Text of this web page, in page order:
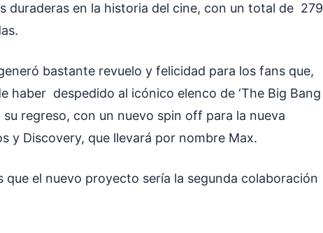
duraderas en la historia del cine, con un total de 279
bastante revuelo y felicidad para los fans que,
haber despedido al icónico elenco de ‘The Big Bang
su regreso, con un nuevo spin off para la nueva
y Discovery, que llevará por nombre Max.
que el nuevo proyecto sería la segunda colaboración